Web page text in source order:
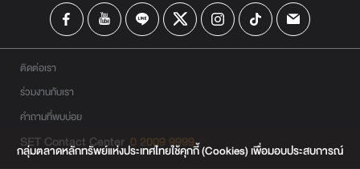
ติดต่อเรา
ร่วมงานกับเรา
คำถามที่พบบ่อย
SET Contact Center 0 2009 9999
กลุ่มตลาดหลักทรัพย์แห่งประเทศไทยใช้คุกกี้ (Cookies) เพื่อมอบประสบการณ์